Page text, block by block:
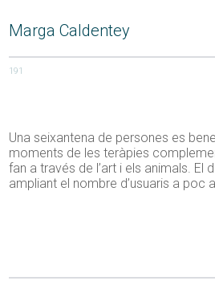
Marga Caldentey
191
Una seixantena de persones es
moments de les teràpies
fan a través de l’art i els animals. El
ampliant el nombre d’usuaris a poc